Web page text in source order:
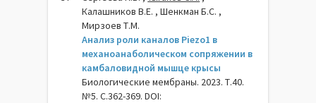
Калашников В.Е. , Шенкман Б.С. ,
Мирзоев Т.М.
Анализ роли каналов Piezo1 в
механоанаболическом сопряжении в
камбаловидной мышце крысы
Биологические мембраны. 2023. Т.40.
№5. С.362-369. DOI: